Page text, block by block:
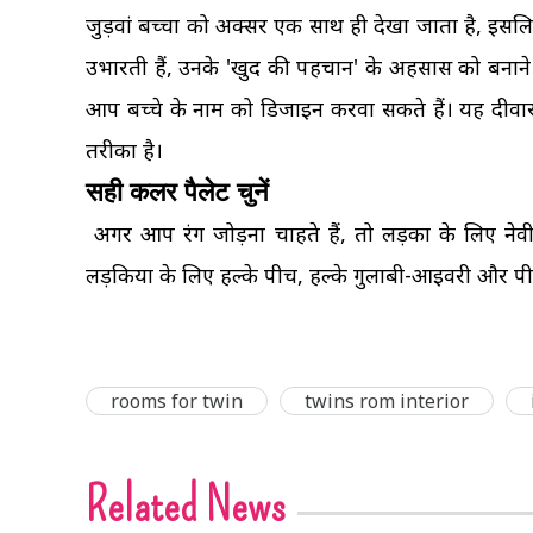
जुड़वां बच्चों को अक्सर एक साथ ही देखा जाता है,
उभारती हैं, उनके 'खुद की पहचान' के अहसास को
आप बच्चे के नाम को डिजाइन करवा सकते हैं। यह
तरीका है।
सही कलर पैलेट चुनें
अगर आप रंग जोड़ना चाहते हैं, तो लड़कों के लिए
लड़कियों के लिए हल्के पीच, हल्के गुलाबी-आइवरी और
rooms for twin twins rom interior
Related News